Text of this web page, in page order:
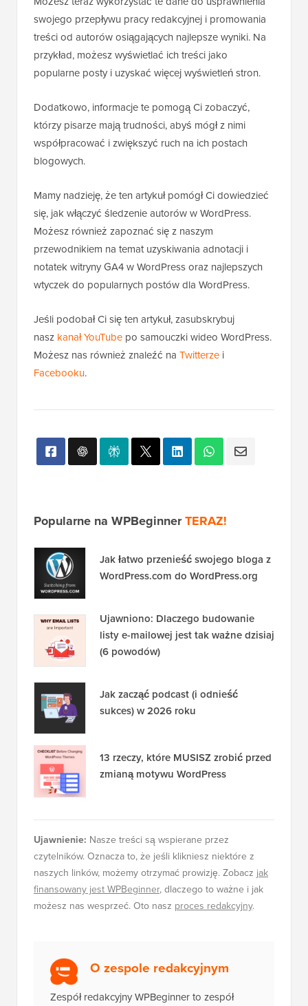
swojego przepływu pracy redakcyjnej i promowania
treści od autorów osiągających najlepsze wyniki. Na
przykład, możesz wyświetlać ich treści jako
popularne posty i uzyskać więcej wyświetleń stron.
Dodatkowo, informacje te pomogą Ci zobaczyć,
którzy pisarze mają trudności, abyś mógł z nimi
współpracować i zwiększyć ruch na ich postach
blogowych.
Mamy nadzieję, że ten artykuł pomógł Ci dowiedzieć
się, jak włączyć śledzenie autorów w WordPress.
Możesz również zapoznać się z naszym
przewodnikiem na temat uzyskiwania adnotacji i
notatek witryny GA4 w WordPress oraz najlepszych
wtyczek do popularnych postów dla WordPress.
Jeśli podobał Ci się ten artykuł, zasubskrybuj
nasz kanał YouTube po samouczki wideo WordPress.
Możesz nas również znaleźć na Twitterze i
Facebooku.
Popularne na WPBeginnerTERAZ!
Jak łatwo przenieść swojego bloga z
WordPress.com do WordPress.org
Ujawniono: Dlaczego budowanie
listy e-mailowej jest tak ważne dzisiaj
(6 powodów)
Jak zacząć podcast (i odnieść
sukces) w 2026 roku
13 rzeczy, które MUSISZ zrobić przed
zmianą motywu WordPress
Ujawnienie: Nasze treści są wspierane przez
czytelników. Oznacza to, że jeśli klikniesz niektóre z
naszych linków, możemy otrzymać prowizję. Zobacz jak
finansowany jest WPBeginner, dlaczego to ważne i jak
możesz nas wesprzeć. Oto nasz proces redakcyjny.
O zespole redakcyjnym
Zespół redakcyjny WPBeginner to zespół